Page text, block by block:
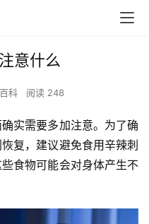
意什么
科 阅读 248
实需要多加注意。为了确
复，建议避免食用辛辣刺
食物可能会对身体产生不